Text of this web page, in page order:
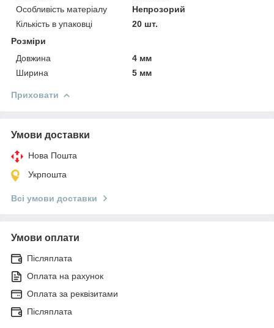
Особливість матеріалу
Непрозорий
Кількість в упаковці
20 шт.
Розміри
Довжина
4 мм
Ширина
5 мм
Приховати
Умови доставки
Нова Пошта
Укрпошта
Всі умови доставки
Умови оплати
Післяплата
Оплата на рахунок
Оплата за реквізитами
Післяплата